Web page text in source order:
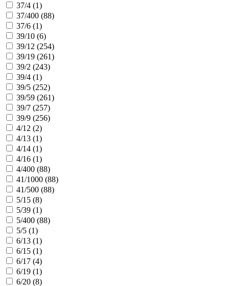
37/4 (1)
37/400 (88)
37/6 (1)
39/10 (6)
39/12 (254)
39/19 (261)
39/2 (243)
39/4 (1)
39/5 (252)
39/59 (261)
39/7 (257)
39/9 (256)
4/12 (2)
4/13 (1)
4/14 (1)
4/16 (1)
4/400 (88)
41/1000 (88)
41/500 (88)
5/15 (8)
5/39 (1)
5/400 (88)
5/5 (1)
6/13 (1)
6/15 (1)
6/17 (4)
6/19 (1)
6/20 (8)